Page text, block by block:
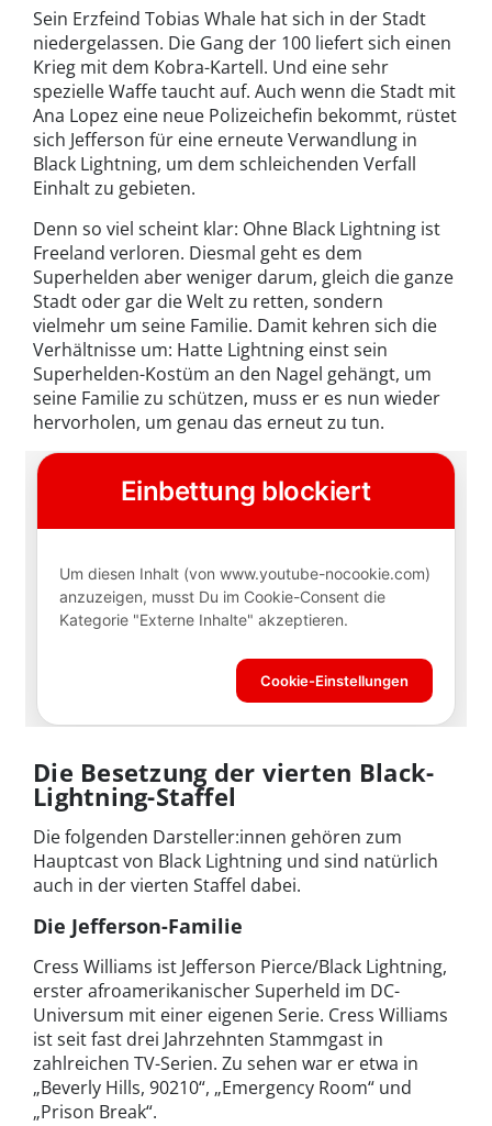
Sein Erzfeind Tobias Whale hat sich in der Stadt
niedergelassen. Die Gang der 100 liefert sich einen
Krieg mit dem Kobra-Kartell. Und eine sehr
spezielle Waffe taucht auf. Auch wenn die Stadt mit
Ana Lopez eine neue Polizeichefin bekommt, rüstet
sich Jefferson für eine erneute Verwandlung in
Black Lightning, um dem schleichenden Verfall
Einhalt zu gebieten.
Denn so viel scheint klar: Ohne Black Lightning ist
Freeland verloren. Diesmal geht es dem
Superhelden aber weniger darum, gleich die ganze
Stadt oder gar die Welt zu retten, sondern
vielmehr um seine Familie. Damit kehren sich die
Verhältnisse um: Hatte Lightning einst sein
Superhelden-Kostüm an den Nagel gehängt, um
seine Familie zu schützen, muss er es nun wieder
hervorholen, um genau das erneut zu tun.
Die Besetzung der vierten Black-
Lightning-Staffel
Die folgenden Darsteller:innen gehören zum
Hauptcast von Black Lightning und sind natürlich
auch in der vierten Staffel dabei.
Die Jefferson-Familie
Cress Williams ist Jefferson Pierce/Black Lightning,
erster afroamerikanischer Superheld im DC-
Universum mit einer eigenen Serie. Cress Williams
ist seit fast drei Jahrzehnten Stammgast in
zahlreichen TV-Serien. Zu sehen war er etwa in
„Beverly Hills, 90210“, „Emergency Room“ und
„Prison Break“.